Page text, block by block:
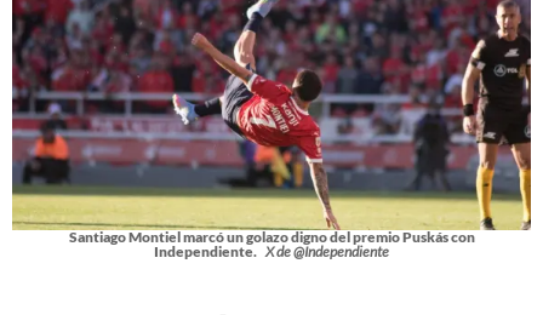
Santiago Montiel marcó un golazo digno del premio Puskás con
Independiente. X de @Independiente